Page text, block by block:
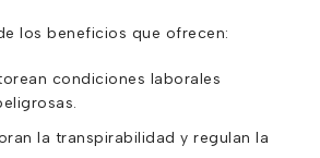
los beneficios que ofrecen:
condiciones laborales
la transpirabilidad y regulan la